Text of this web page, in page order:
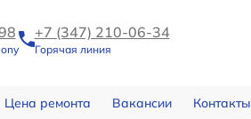
+7 (347) 210-06-34
Горячая линия
Цена ремонта Вакансии Контакты